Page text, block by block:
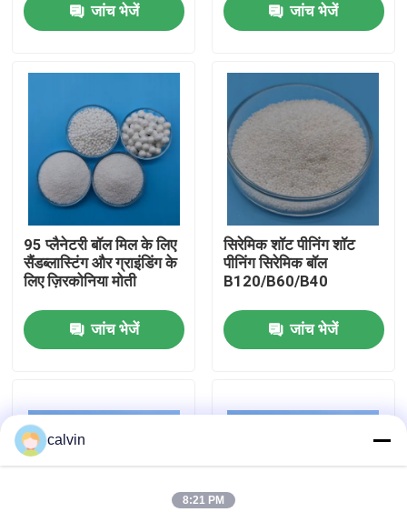
फैक्टरी यात्रा
गुणवत्ता नियंत्रण
हमसे संपर्क करें
एक बोली का अनुरोध
सिरेमिक बीड ब्लास्टिंग
जांच भेजें
जांच भेजें
95 प्लैनेटरी बॉल मिल के लिए
सैंडब्लास्टिंग और ग्राइंडिंग के
लिए ज़िरकोनिया मोती
जांच भेजें
सिरेमिक शॉट पीनिंग शॉट
पीनिंग सिरेमिक बॉल
B120/B60/B40
जांच भेजें
calvin
8:21 PM